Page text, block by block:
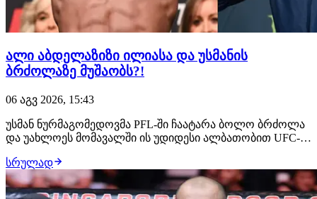
ალი აბდელაზიზი ილიასა და უსმანის
ბრძოლაზე მუშაობს?!
06 აგვ 2026, 15:43
უსმან ნურმაგომედოვმა PFL-ში ჩაატარა ბოლო ბრძოლა
და უახლოეს მომავალში ის უდიდესი ალბათობით UFC-ის
ჩემპიონის მენეჯერი, ალი აბდელაზიზი, რომელსაც სურს,
რომ მისმა კლიენტმა მსოფლიოს მთავარ პრომოუშენში
სადებიუტო ჩხუბი ილია თოფურიასთან გამართოს.…
სრულად